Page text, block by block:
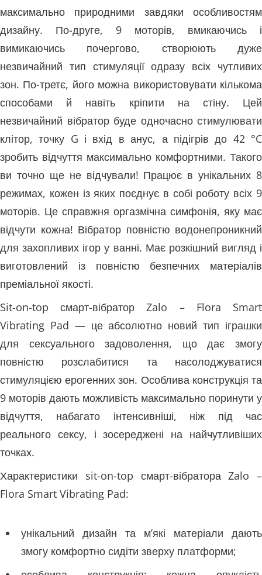
максимально природними завдяки особливостям
дизайну. По-друге, 9 моторів, вмикаючись і
вимикаючись почергово, створюють дуже
незвичайний тип стимуляції одразу всіх чутливих
зон. По-третє, його можна використовувати кількома
способами й навіть кріпити на стіну. Цей
незвичайний вібратор буде одночасно стимулювати
клітор, точку G і вхід в анус, а підігрів до 42 °C
зробить відчуття максимально комфортними. Такого
ви точно ще не відчували! Працює в унікальних 8
режимах, кожен із яких поєднує в собі роботу всіх 9
моторів. Це справжня оргазмічна симфонія, яку має
відчути кожна! Вібратор повністю водонепроникний
для захопливих ігор у ванні. Має розкішний вигляд і
виготовлений із повністю безпечних матеріалів
преміальної якості.
Sit-on-top смарт-вібратор Zalo – Flora Smart
Vibrating Pad — це абсолютно новий тип іграшки
для сексуального задоволення, що дає змогу
повністю розслабитися та насолоджуватися
стимуляцією ерогенних зон. Особлива конструкція та
9 моторів дають можливість максимально поринути у
відчуття, набагато інтенсивніші, ніж під час
реального сексу, і зосереджені на найчутливіших
точках.
Характеристики sit-on-top смарт-вібратора Zalo –
Flora Smart Vibrating Pad:
унікальний дизайн та м’які матеріали дають
змогу комфортно сидіти зверху платформи;